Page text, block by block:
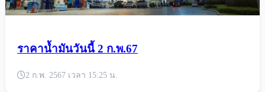
ราคาน้ำมันวันนี้ 2 ก.พ.67
2 ก.พ. 2567 เวลา 15:25 น.